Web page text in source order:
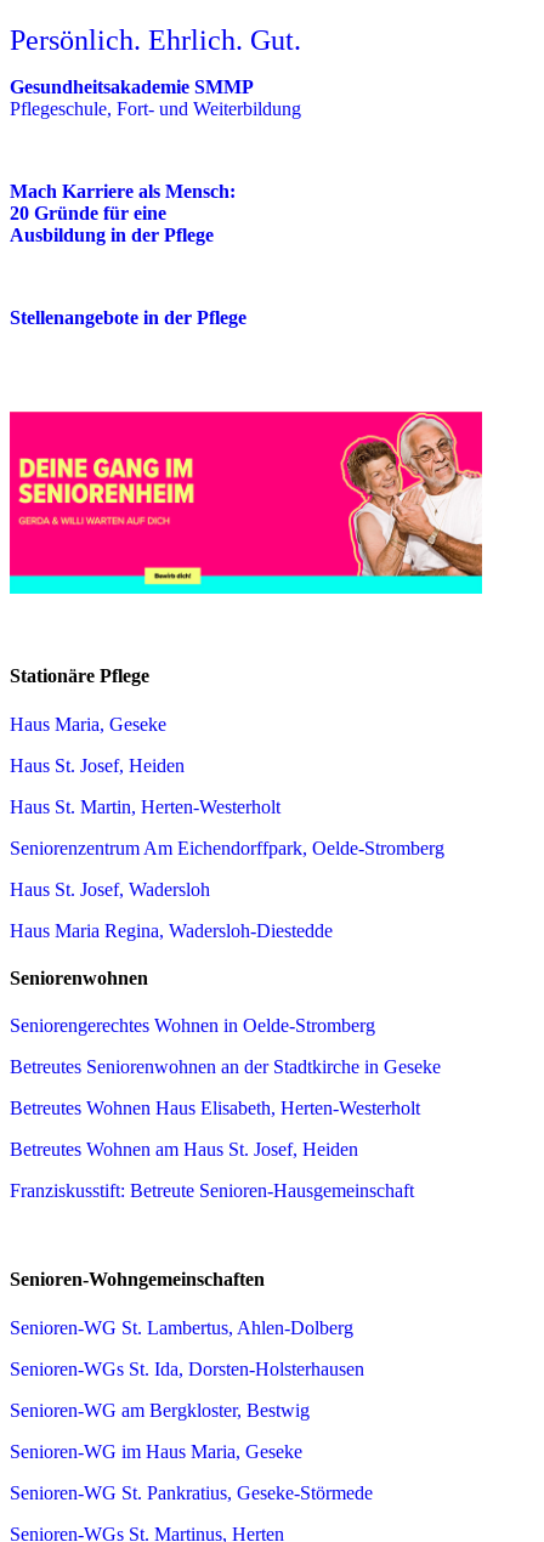
Persönlich. Ehrlich. Gut.
Gesundheitsakademie SMMP
Pflegeschule, Fort- und Weiterbildung
Mach Karriere als Mensch:
20 Gründe für eine
Ausbildung in der Pflege
Stellenangebote in der Pflege
Stationäre Pflege
Haus Maria, Geseke
Haus St. Josef, Heiden
Haus St. Martin, Herten-Westerholt
Seniorenzentrum Am Eichendorffpark, Oelde-Stromberg
Haus St. Josef, Wadersloh
Haus Maria Regina, Wadersloh-Diestedde
Seniorenwohnen
Seniorengerechtes Wohnen in Oelde-Stromberg
Betreutes Seniorenwohnen an der Stadtkirche in Geseke
Betreutes Wohnen Haus Elisabeth, Herten-Westerholt
Betreutes Wohnen am Haus St. Josef, Heiden
Franziskusstift: Betreute Senioren-Hausgemeinschaft
Senioren-Wohngemeinschaften
Senioren-WG St. Lambertus, Ahlen-Dolberg
Senioren-WGs St. Ida, Dorsten-Holsterhausen
Senioren-WG am Bergkloster, Bestwig
Senioren-WG im Haus Maria, Geseke
Senioren-WG St. Pankratius, Geseke-Störmede
Senioren-WGs St. Martinus, Herten